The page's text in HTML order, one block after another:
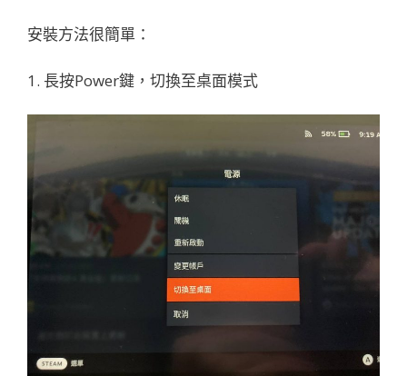
安裝方法很簡單：
1. 長按Power鍵，切換至桌面模式